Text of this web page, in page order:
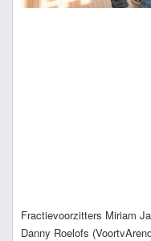
Fractievoorzitters Miriam
Danny Roelofs